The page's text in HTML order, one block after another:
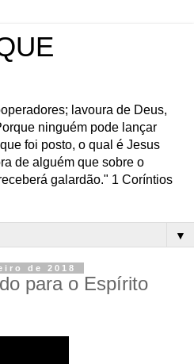
lavoura de Deus,
ninguém pode lançar
foi posto, o qual é Jesus
de alguém que sobre o
galardão." 1 Coríntios
▼
de 2018
para o Espírito